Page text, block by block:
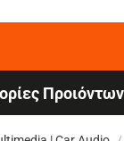
Προιόντων